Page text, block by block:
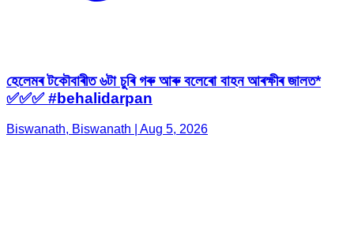
হেলেমৰ টকৌবাৰীত ৬টা চুৰি গৰু আৰু বলেৰো বাহন আৰক্ষীৰ জালত*
✅✅✅ #behalidarpan
Biswanath, Biswanath | Aug 5, 2026